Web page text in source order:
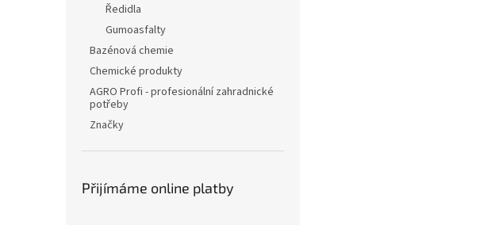
Ředidla
Gumoasfalty
Bazénová chemie
Chemické produkty
AGRO Profi - profesionální zahradnické
potřeby
Značky
Přijímáme online platby